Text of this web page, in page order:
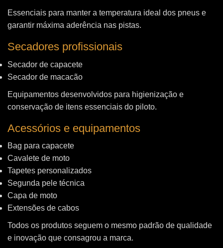
Essenciais para manter a temperatura ideal dos pneus e
garantir máxima aderência nas pistas.
Secadores profissionais
Secador de capacete
Secador de macacão
Equipamentos desenvolvidos para higienização e
conservação de itens essenciais do piloto.
Acessórios e equipamentos
Bag para capacete
Cavalete de moto
Tapetes personalizados
Segunda pele técnica
Capa de moto
Extensões de cabos
Todos os produtos seguem o mesmo padrão de qualidade
e inovação que consagrou a marca.